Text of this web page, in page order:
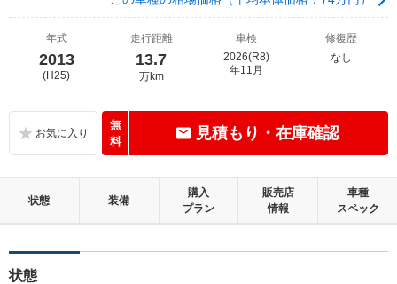
年式
2013
(H25)
走行距離
13.7
万km
車検
2026(R8)
年11月
修復歴
なし
無
料
見積もり・在庫確認
状態 装備
購入
プラン
販売店
情報
車種
スペック
状態